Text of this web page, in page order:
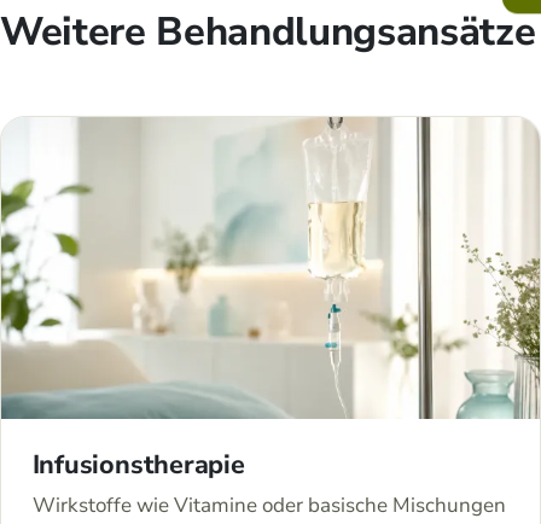
Weitere Behandlungsansätze
Infusionstherapie
Wirkstoffe wie Vitamine oder basische Mischungen